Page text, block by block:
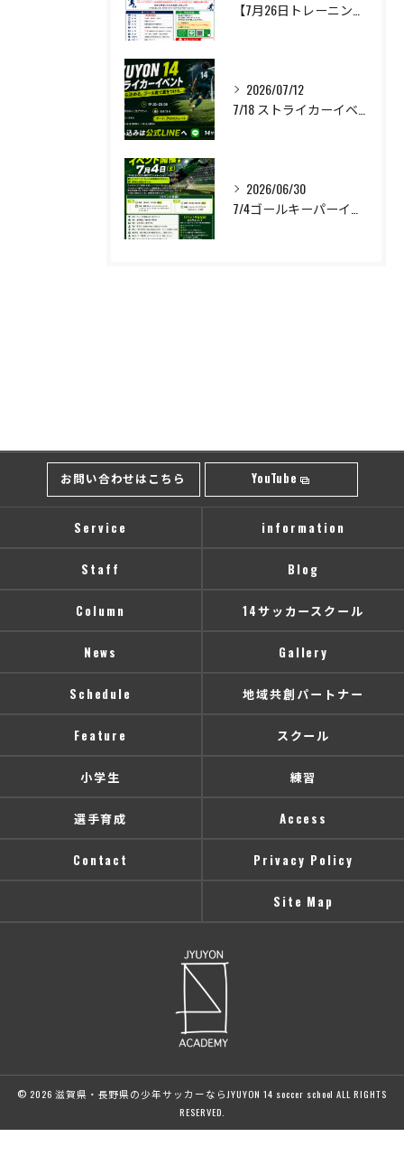
2026/07/12
2026/06/30
お問い合わせはこちら YouTube
Service information
Staff Blog
Column 14サッカースクール
News Gallery
Schedule 地域共創パートナー
Feature スクール
小学生 練習
選手育成 Access
Contact Privacy Policy
Site Map
© 2026 滋賀県・長野県の少年サッカーならJYUYON 14 soccer school ALL RIGHTS
RESERVED.